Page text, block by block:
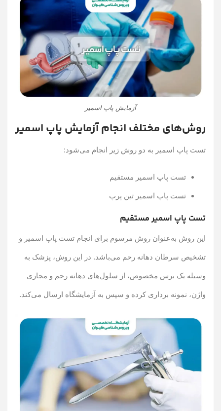
آزمایش پاپ اسمیر
روش‌های مختلف انجام آزمایش پاپ اسمیر
تست پاپ اسمیر به دو روش زیر انجام می‌شود:
تست پاپ اسمیر مستقیم
تست پاپ اسمیر تین پرپ
تست پاپ اسمیر مستقیم
این روش به‌عنوان روش مرسوم برای انجام تست پاپ اسمیر و
تشخیص سرطان دهانه رحم می‌باشد. در این روش، پزشک به
وسیله یک برس مخصوص، از سلول‌های دهانه رحم و مجاری
واژن، نمونه برداری کرده و سپس به آزمایشگاه ارسال می‌کند.